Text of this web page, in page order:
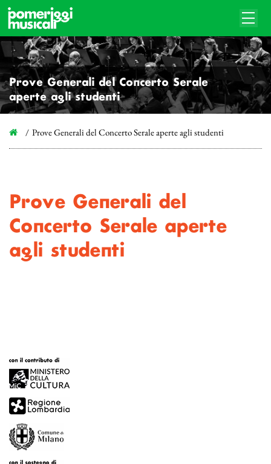
Prove Generali del Concerto Serale
aperte agli studenti
Prove Generali del Concerto Serale aperte agli studenti
Prove Generali del
Concerto Serale aperte
agli studenti